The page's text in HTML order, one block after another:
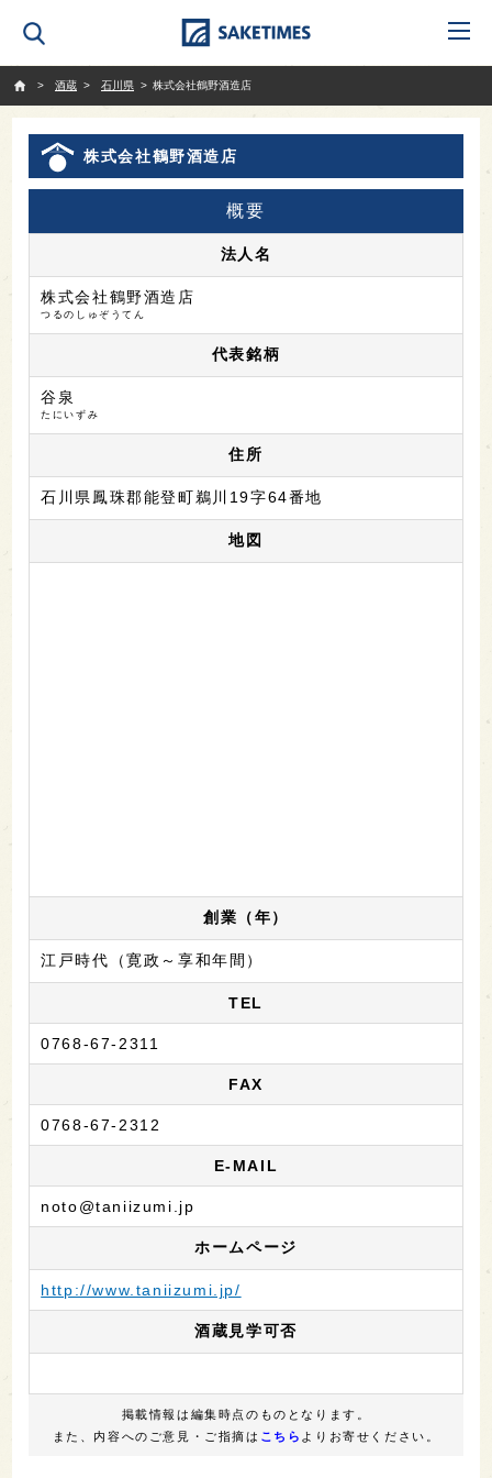
酒蔵
石川県 株式会社鶴野酒造店
株式会社鶴野酒造店
概要
法人名
株式会社鶴野酒造店
つるのしゅぞうてん
代表銘柄
谷泉
たにいずみ
住所
石川県鳳珠郡能登町鵜川19字64番地
地図
創業（年）
江戸時代（寛政～享和年間）
TEL
0768-67-2311
FAX
0768-67-2312
E-MAIL
noto@taniizumi.jp
ホームページ
http://www.taniizumi.jp/
酒蔵見学可否
掲載情報は編集時点のものとなります。
また、内容へのご意見・ご指摘は こちら よりお寄せください。